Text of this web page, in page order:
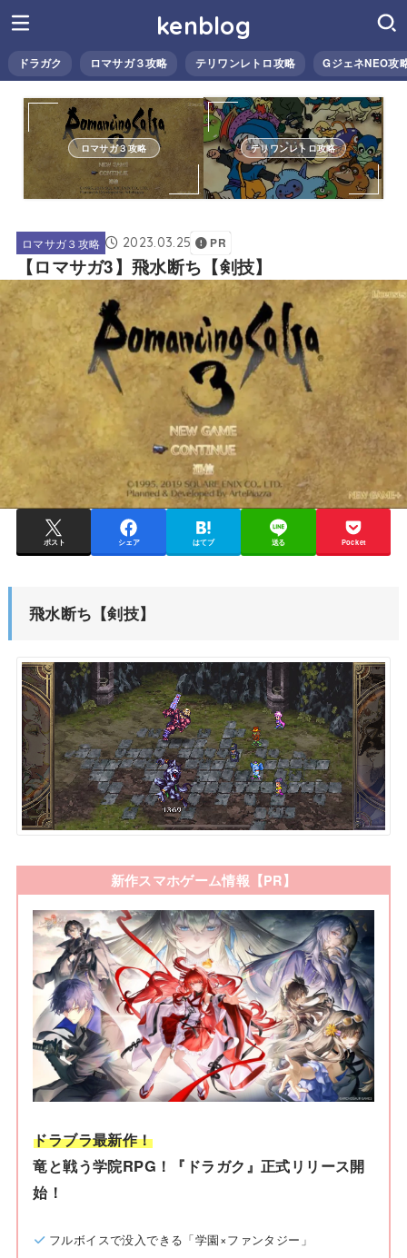
kenblog
ドラガク ロマサガ３攻略 テリワンレトロ攻略 GジェネNEO攻
ロマサガ３攻略 テリワンレトロ攻略
ロマサガ３攻略 2023.03.25 PR
【ロマサガ3】飛水断ち【剣技】
ポスト シェア はてブ 送る Pocket
飛水断ち【剣技】
新作スマホゲーム情報【PR】
ドラブラ最新作！
竜と戦う学院RPG！『ドラガク』正式リリース開
始！
フルボイスで没入できる「学園×ファンタジー」